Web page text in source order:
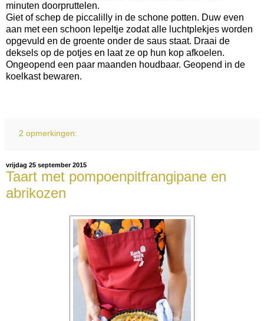
minuten doorpruttelen.
Giet of schep de piccalilly in de schone potten. Duw even
aan met een schoon lepeltje zodat alle luchtplekjes worden
opgevuld en de groente onder de saus staat. Draai de
deksels op de potjes en laat ze op hun kop afkoelen.
Ongeopend een paar maanden houdbaar. Geopend in de
koelkast bewaren.
2 opmerkingen:
vrijdag 25 september 2015
Taart met pompoenpitfrangipane en
abrikozen